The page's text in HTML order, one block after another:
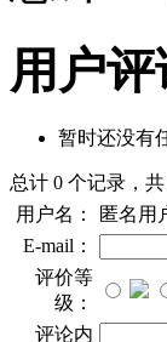
用户评
暂时还没有
总计 0 个记录，共
用户名：
匿名用
E-mail：
评价等
级：
评论内